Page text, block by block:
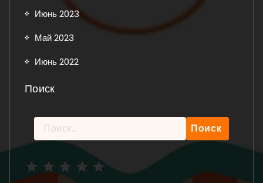
Июнь 2023
Май 2023
Июнь 2022
Поиск
Найти: